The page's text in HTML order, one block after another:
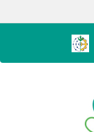
navigation